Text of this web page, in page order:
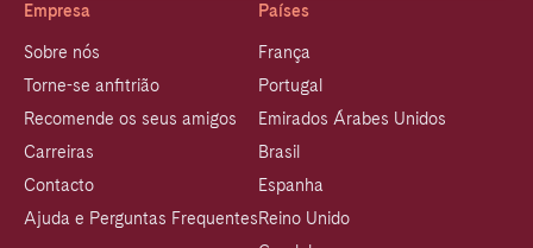
Empresa
Sobre nós
Torne-se anfitrião
Recomende os seus amigos
Carreiras
Contacto
Ajuda e Perguntas Frequentes
Países
França
Portugal
Emirados Árabes Unidos
Brasil
Espanha
Reino Unido